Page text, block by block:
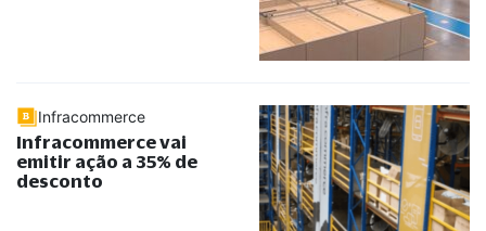
Infracommerce
Infracommerce vai
emitir ação a 35% de
desconto